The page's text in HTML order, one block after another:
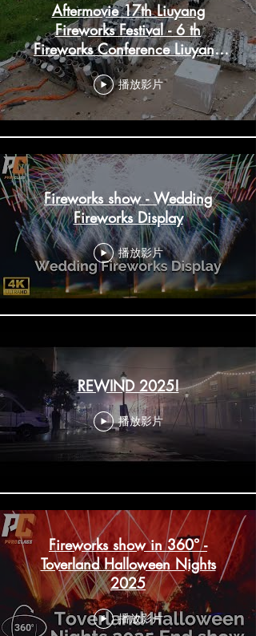
Aftermovie 17th Liuyang
Fireworks Festival - 6 th
Fireworks Conference Liuyang
🇨🇳
播放影片
Fireworks show - Wedding
Fireworks Display
播放影片
REWIND 2025!
播放影片
Fireworks show in 360° -
Toverland Halloween Nights
2025
播放影片